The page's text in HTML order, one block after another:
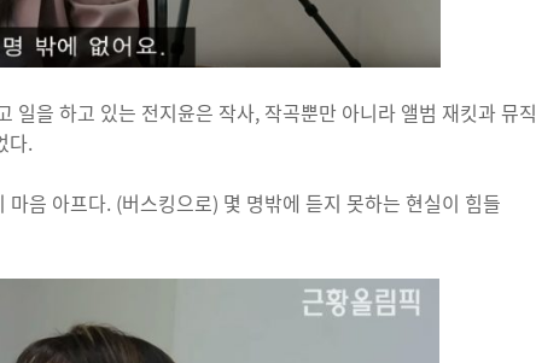
일을 하고 있는 전지윤은 작사, 작곡뿐만 아니라 앨범 재킷과 뮤직
다.
음 아프다. (버스킹으로) 몇 명밖에 듣지 못하는 현실이 힘들